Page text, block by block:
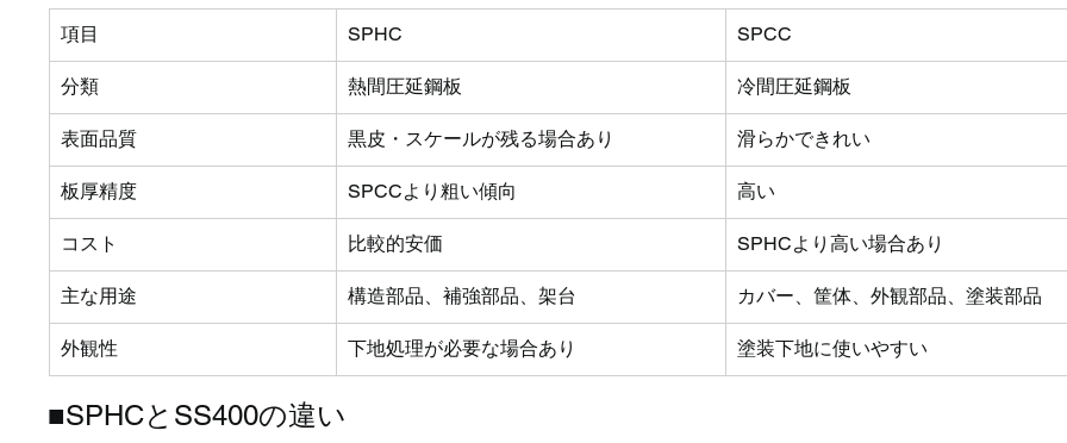
項目 SPHC SPCC
分類 熱間圧延鋼板 冷間圧延鋼板
表面品質 黒皮・スケールが残る場合あり 滑らかできれい
板厚精度 SPCCより粗い傾向 高い
コスト 比較的安価 SPHCより高い場合あり
主な用途 構造部品、補強部品、架台 カバー、筐体、外観部品、塗装部品
外観性 下地処理が必要な場合あり 塗装下地に使いやすい
■SPHCとSS400の違い